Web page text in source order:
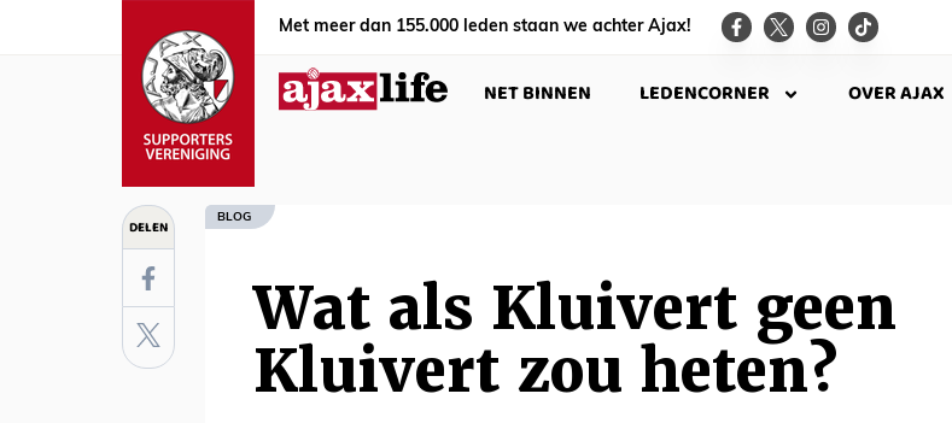
Met meer dan 155.000 leden staan we achter Ajax!
NET BINNEN LEDENCORNER OVER AJAX
DELEN BLOG
Wat als Kluivert geen
Kluivert zou heten?